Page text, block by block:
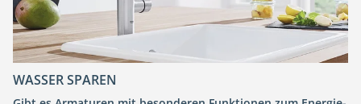
WASSER SPAREN